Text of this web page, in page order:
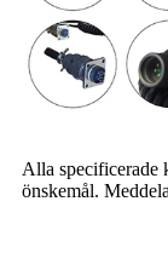
Alla specificerade
önskemål.